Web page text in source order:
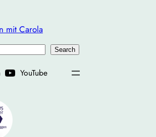
mit Carola
Search
YouTube